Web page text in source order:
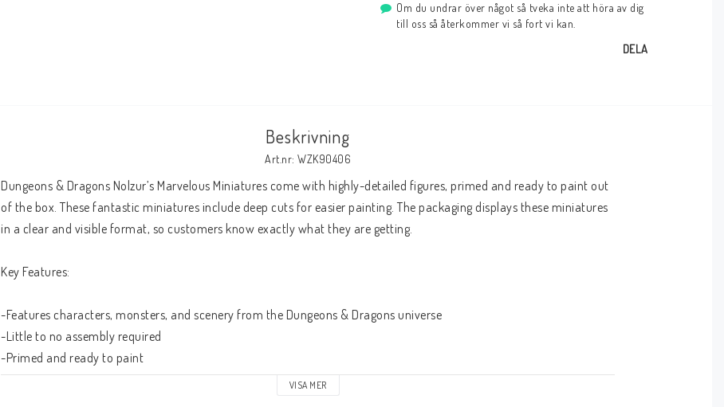
Om du undrar över något så tveka inte att höra av dig
till oss så återkommer vi så fort vi kan.
DELA
Beskrivning
Art.nr: WZK90406
Dungeons & Dragons Nolzur’s Marvelous Miniatures come with highly-detailed figures, primed and ready to paint out
of the box. These fantastic miniatures include deep cuts for easier painting. The packaging displays these miniatures
in a clear and visible format, so customers know exactly what they are getting.
Key Features:
-Features characters, monsters, and scenery from the Dungeons & Dragons universe
-Little to no assembly required
-Primed and ready to paint
-Some miniatures include translucent parts
VISA MER